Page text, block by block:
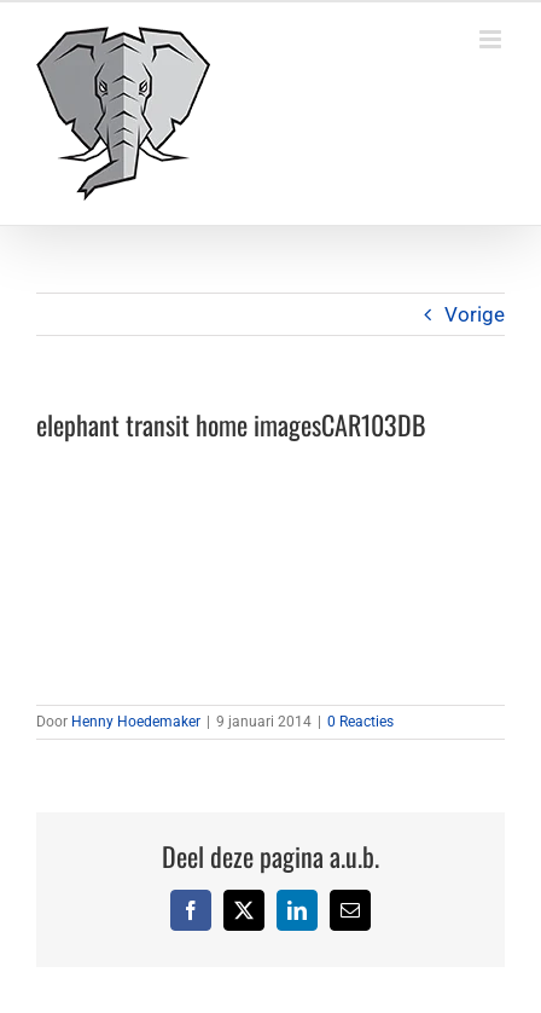
inhoud
Vorige
elephant transit home imagesCAR103DB
Door Henny Hoedemaker | 9 januari 2014 | 0 Reacties
Deel deze pagina a.u.b.
Facebook
X LinkedIn
E-
mail